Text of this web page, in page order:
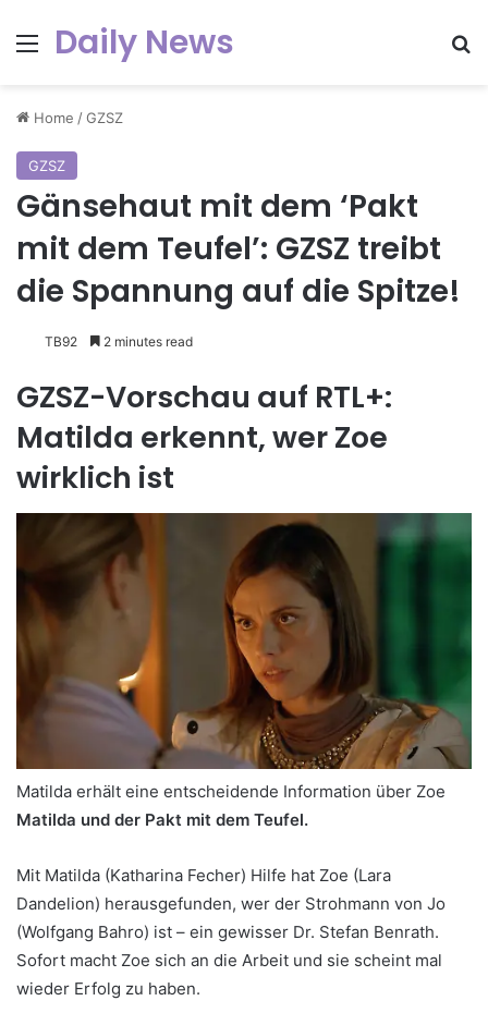
Menu
Daily News
Home /GZSZ
GZSZ
Gänsehaut mit dem ‘Pakt
mit dem Teufel’: GZSZ treibt
die Spannung auf die Spitze!
TB92 2 minutes read
GZSZ-Vorschau auf RTL+:
Matilda erkennt, wer Zoe
wirklich ist
Matilda erhält eine entscheidende Information über Zoe
Matilda und der Pakt mit dem Teufel.
Mit Matilda (Katharina Fecher) Hilfe hat Zoe (Lara
Dandelion) herausgefunden, wer der Strohmann von Jo
(Wolfgang Bahro) ist – ein gewisser Dr. Stefan Benrath.
Sofort macht Zoe sich an die Arbeit und sie scheint mal
wieder Erfolg zu haben.